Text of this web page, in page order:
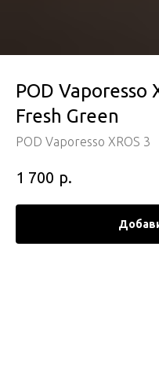
POD Vaporesso
Fresh Green
POD Vaporesso XROS 3
1 700 р.